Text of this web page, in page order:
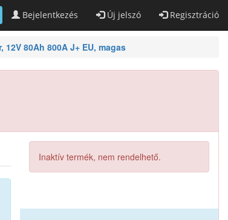
Bejelentkezés Új jelszó Regisztráció
12V 80Ah 800A J+ EU, magas
Inaktív termék, nem rendelhető.